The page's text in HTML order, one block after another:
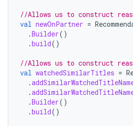
//Allows us to construct
val newOnPartner =
.Builder()
.build()
//Allows us to construct
val watchedSimilarTitles =
.
.
.Builder()
.build()